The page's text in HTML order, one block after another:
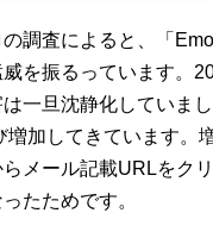
の調査によると、「
威を振るっています。
一旦沈静化していま
増加してきています。
メール記載URLをク
たためです。